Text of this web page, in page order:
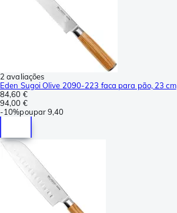
2 avaliações
Eden Sugoi Olive 2090-223 faca para pão, 23 cm
84,60 €
94,00 €
-10%poupar9,40